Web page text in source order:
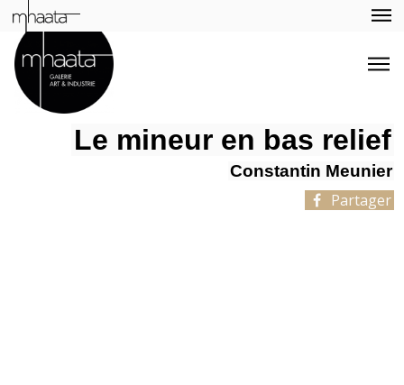
Le mineur en bas relief
Constantin Meunier
Partager